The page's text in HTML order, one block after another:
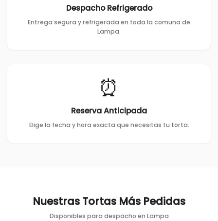
Despacho Refrigerado
Entrega segura y refrigerada en toda la comuna de
Lampa.
⏰
Reserva Anticipada
Elige la fecha y hora exacta que necesitas tu torta.
Nuestras Tortas Más Pedidas
Disponibles para despacho en Lampa